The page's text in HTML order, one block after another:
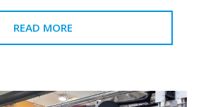
READ MORE